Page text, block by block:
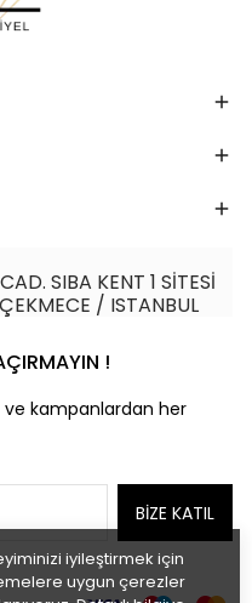
iyileştirmek için
uygun çerezler
SIBA KENT 1 SİTESİ
/ ISTANBUL
!
ve kampanlardan her
BİZE KATIL